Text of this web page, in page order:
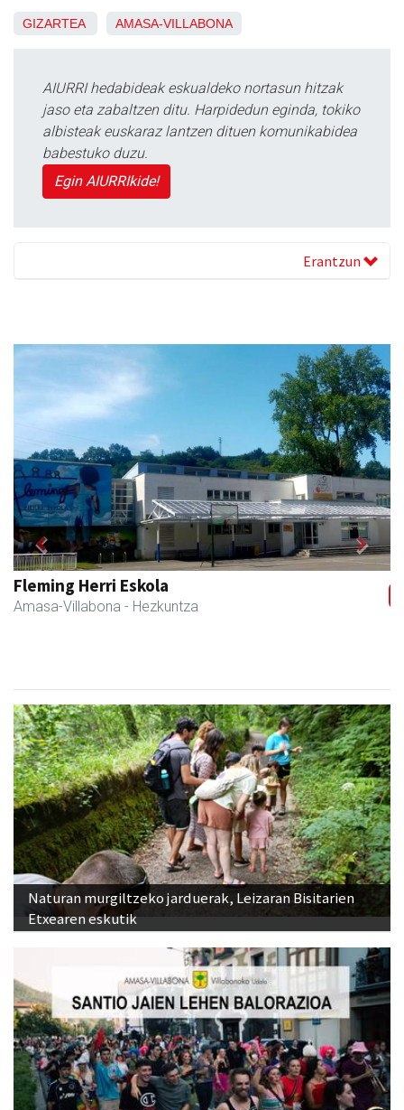
GIZARTEA AMASA-VILLABONA
AIURRI hedabideak eskualdeko nortasun hitzak
jaso eta zabaltzen ditu. Harpidedun eginda, tokiko
albisteak euskaraz lantzen dituen komunikabidea
babestuko duzu.
Egin AIURRIkide!
Erantzun
Fleming Herri Eskola
Amasa-Villabona - Hezkuntza
Previous Next
Naturan murgiltzeko jarduerak, Leizaran Bisitarien
Etxearen eskutik